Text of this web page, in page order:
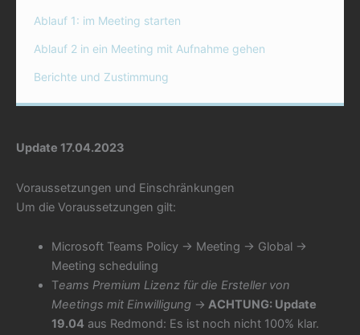
Ablauf 1: im Meeting starten
Ablauf 2 in ein Meeting mit Aufnahme gehen
Berichte und Zustimmung
Update 17.04.2023
Voraussetzungen und Einschränkungen
Um die Voraussetzungen gilt:
Microsoft Teams Policy -> Meeting -> Global ->
Meeting scheduling
Teams Premium Lizenz für die Ersteller von
Meetings mit Einwilligung -> ACHTUNG: Update
19.04 aus Redmond: Es ist noch nicht 100% klar.